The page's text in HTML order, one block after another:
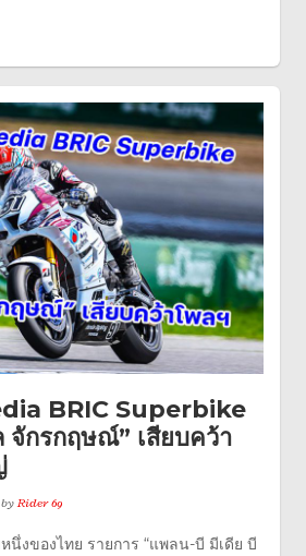
BRIC Superbike
จักรกฤษณ์” เสียบคว้า
byRider 69
นึ่งของไทย รายการ “แพลน-บี มีเดีย บี